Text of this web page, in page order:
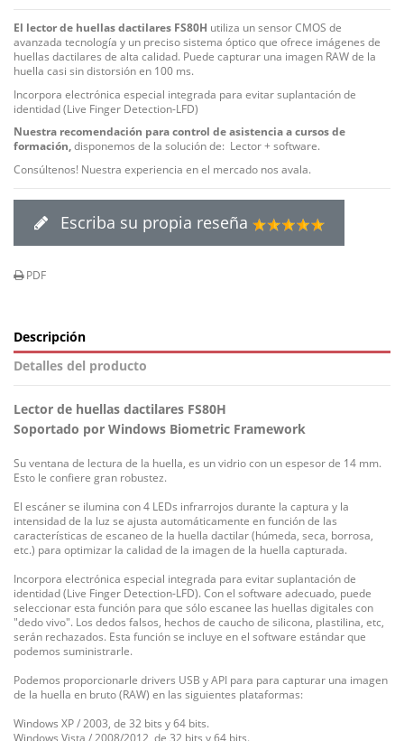
El lector de huellas dactilares FS80H utiliza un sensor CMOS de
avanzada tecnología y un preciso sistema óptico que ofrece imágenes de
huellas dactilares de alta calidad. Puede capturar una imagen RAW de la
huella casi sin distorsión en 100 ms.
Incorpora electrónica especial integrada para evitar suplantación de
identidad (Live Finger Detection-LFD)
Nuestra recomendación para control de asistencia a cursos de
formación,disponemos de la solución de: Lector + software.
Consúltenos! Nuestra experiencia en el mercado nos avala.
Escriba su propia reseña
PDF
Descripción
Detalles del producto
Lector de huellas dactilares FS80H
Soportado por Windows Biometric Framework
Su ventana de lectura de la huella, es un vidrio con un espesor de 14 mm.
Esto le confiere gran robustez.
El escáner se ilumina con 4 LEDs infrarrojos durante la captura y la
intensidad de la luz se ajusta automáticamente en función de las
características de escaneo de la huella dactilar (húmeda, seca, borrosa,
etc.) para optimizar la calidad de la imagen de la huella capturada.
Incorpora electrónica especial integrada para evitar suplantación de
identidad (Live Finger Detection-LFD). Con el software adecuado, puede
seleccionar esta función para que sólo escanee las huellas digitales con
"dedo vivo". Los dedos falsos, hechos de caucho de silicona, plastilina, etc,
serán rechazados. Esta función se incluye en el software estándar que
podemos suministrarle.
Podemos proporcionarle drivers USB y API para para capturar una imagen
de la huella en bruto (RAW) en las siguientes plataformas:
Windows XP / 2003, de 32 bits y 64 bits.
Windows Vista / 2008/2012, de 32 bits y 64 bits.